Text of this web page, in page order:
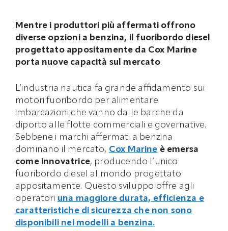
Mentre i produttori più affermati offrono
diverse opzioni a benzina, il fuoribordo diesel
progettato appositamente da Cox Marine
porta nuove capacità sul mercato.
L’industria nautica fa grande affidamento sui
motori fuoribordo per alimentare
imbarcazioni che vanno dalle barche da
diporto alle flotte commerciali e governative.
Sebbene i marchi affermati a benzina
dominano il mercato, Cox Marine è emersa
come innovatrice, producendo l’unico
fuoribordo diesel al mondo progettato
appositamente. Questo sviluppo offre agli
operatori una maggiore durata, efficienza e
caratteristiche di sicurezza che non sono
disponibili nei modelli a benzina.